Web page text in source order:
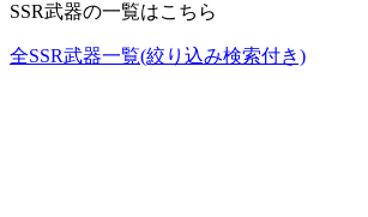
SSR武器の一覧はこちら
全SSR武器一覧(絞り込み検索付き)